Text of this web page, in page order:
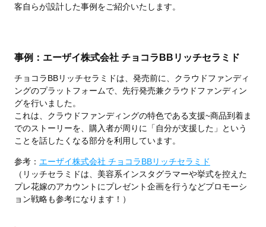
客自らが設計した事例をご紹介いたします。
事例：エーザイ株式会社 チョコラBBリッチセラミド
チョコラBBリッチセラミドは、発売前に、クラウドファンディ
ングのプラットフォームで、先行発売兼クラウドファンディン
グを行いました。
これは、クラウドファンディングの特色である支援~商品到着ま
でのストーリーを、購入者が周りに「自分が支援した」という
ことを話したくなる部分を利用しています。
参考： エーザイ株式会社 チョコラBBリッチセラミド
（リッチセラミドは、美容系インスタグラマーや挙式を控えた
プレ花嫁のアカウントにプレゼント企画を行うなどプロモーシ
ョン戦略も参考になります！）